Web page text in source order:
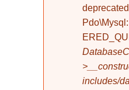
includes/